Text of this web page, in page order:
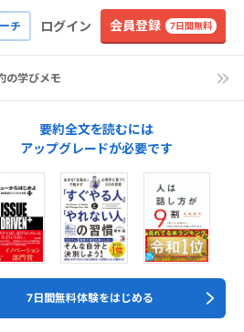
チ ログイン 会員登録 7日間無料
の学びメモ
要約全文を読むには
アップグレードが必要です
7日間無料体験をはじめる